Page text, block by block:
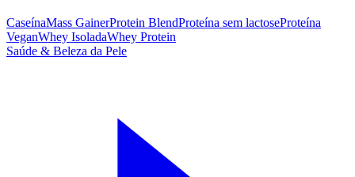
CaseínaMass GainerProtein BlendProteína sem lactoseProteína
VeganWhey IsoladaWhey Protein
Saúde & Beleza da Pele